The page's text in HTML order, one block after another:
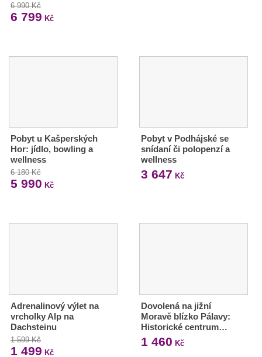
6 990 Kč
6 799 Kč
Pobyt u Kašperských
Hor: jídlo, bowling a
wellness
6 180 Kč
5 990 Kč
Pobyt v Podhájské se
snídaní či polopenzí a
wellness
3 647 Kč
Adrenalinový výlet na
vrcholky Alp na
Dachsteinu
1 599 Kč
1 499 Kč
Dovolená na jižní
Moravě blízko Pálavy:
Historické centrum…
1 460 Kč